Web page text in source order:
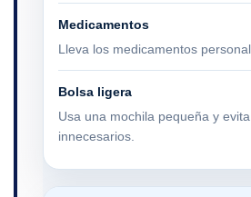
Medicamentos
Lleva los medicamentos
Bolsa ligera
Usa una mochila pequeña y
innecesarios.